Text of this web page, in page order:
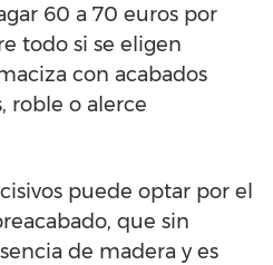
60 a 70 euros por
todo si se eligen
con acabados
roble o alerce
puede optar por el
que sin
de madera y es